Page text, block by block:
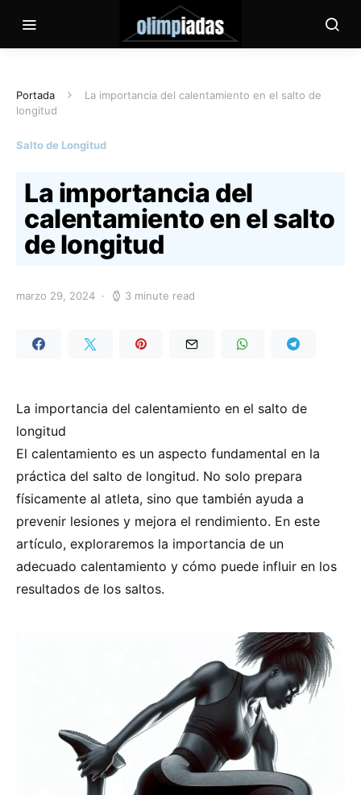
Portada
La importancia del calentamiento en el salto de
longitud
Salto de Longitud
La importancia del
calentamiento en el salto
de longitud
marzo 29, 2024 3 minute read
La importancia del calentamiento en el salto de
longitud
El calentamiento es un aspecto fundamental en la
práctica del salto de longitud. No solo prepara
físicamente al atleta, sino que también ayuda a
prevenir lesiones y mejora el rendimiento. En este
artículo, exploraremos la importancia de un
adecuado calentamiento y cómo puede influir en los
resultados de los saltos.